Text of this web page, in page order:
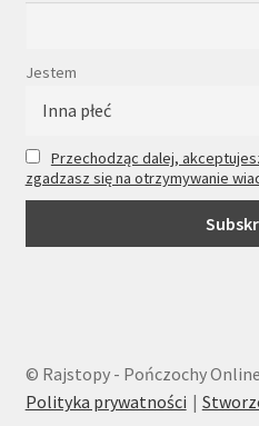
Jestem
Przechodząc dalej,
zgadzasz się na otrzymywanie
© Rajstopy - Pończochy
Polityka prywatności